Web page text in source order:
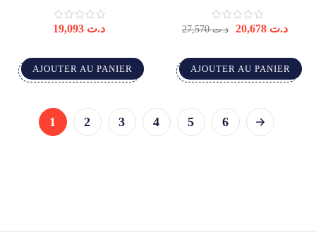
د.ت
AJOUTER AU PANIER
X12 BOITE METAL
د.ت27,570 د.ت 20,678
AJOUTER AU PANIER
1 2 3 4 5 6